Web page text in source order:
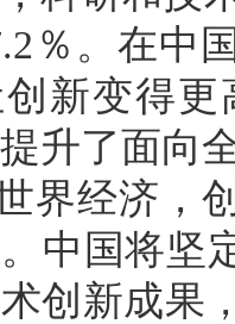
％。在中
新变得
升了面向
界经济，
中国将坚
创新成果